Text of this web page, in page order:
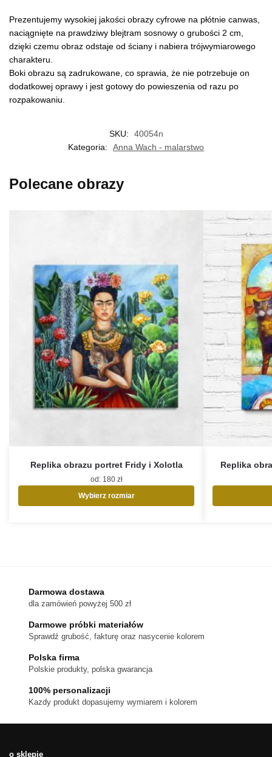
Prezentujemy wysokiej jakości obrazy cyfrowe na płótnie canwas,
naciągnięte na prawdziwy blejtram sosnowy o grubości 2 cm,
dzięki czemu obraz odstaje od ściany i nabiera trójwymiarowego
charakteru.
Boki obrazu są zadrukowane, co sprawia, że nie potrzebuje on
dodatkowej oprawy i jest gotowy do powieszenia od razu po
rozpakowaniu.
SKU:
40054n
Kategoria:
Anna Wach - malarstwo
Polecane obrazy
Replika obrazu portret Fridy i Xolotla
od: 180 zł
Wybierz rozmiar
na
produktu
Replika
Darmowa dostawa
dla zamówień powyżej 500 zł
Darmowe próbki materiałów
Sprawdź grubość, fakturę oraz nasycenie kolorem
Polska firma
Polskie produkty, polska gwarancja
100% personalizacji
Kazdy produkt dopasujemy wymiarem i kolorem
o sklepie